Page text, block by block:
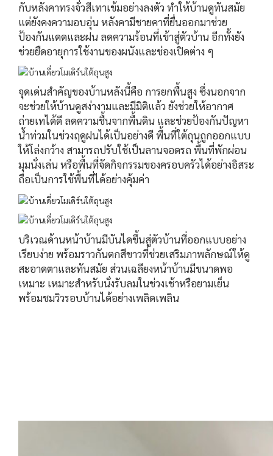
กับหลังคาทรงจั่วสีเทาเข้มอย่างลงตัว ทำให้บ้านดูทันสมัย
แต่ยังคงความอบอุ่น หลังคามีชายคาที่ยื่นออกมาช่วย
ป้องกันแดดและฝน ลดความร้อนที่เข้าสู่ตัวบ้าน อีกทั้งยัง
ช่วยยืดอายุการใช้งานของผนังและช่องเปิดต่าง ๆ
จุดเด่นสำคัญของบ้านหลังนี้คือ การยกพื้นสูง ซึ่งนอกจาก
จะช่วยให้บ้านดูสง่างามและมีมิติแล้ว ยังช่วยให้อากาศ
ถ่ายเทได้ดี ลดความชื้นจากพื้นดิน และช่วยป้องกันปัญหา
น้ำท่วมในช่วงฤดูฝนได้เป็นอย่างดี พื้นที่ใต้ถุนถูกออกแบบ
ให้โล่งกว้าง สามารถปรับใช้เป็นลานจอดรถ พื้นที่พักผ่อน
มุมนั่งเล่น หรือพื้นที่จัดกิจกรรมของครอบครัวได้อย่างอิสระ
ถือเป็นการใช้พื้นที่ได้อย่างคุ้มค่า
บริเวณด้านหน้าบ้านมีบันไดขึ้นสู่ตัวบ้านที่ออกแบบอย่าง
เรียบง่าย พร้อมราวกันตกสีขาวที่ช่วยเสริมภาพลักษณ์ให้ดู
สะอาดตาและทันสมัย ส่วนเฉลียงหน้าบ้านมีขนาดพอ
เหมาะ เหมาะสำหรับนั่งรับลมในช่วงเช้าหรือยามเย็น
พร้อมชมวิวรอบบ้านได้อย่างเพลิดเพลิน